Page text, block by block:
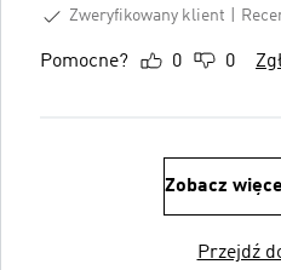
Zweryfikowany klient
Pomocne? 0 0
Zobacz
Przejdź